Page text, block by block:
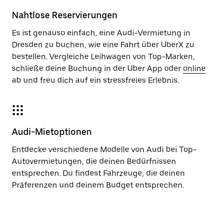
Nahtlose Reservierungen
Es ist genauso einfach, eine Audi-Vermietung in
Dresden zu buchen, wie eine Fahrt über UberX zu
bestellen. Vergleiche Leihwagen von Top-Marken,
schließe deine Buchung in der Uber App oder online
ab und freu dich auf ein stressfreies Erlebnis.
Audi-Mietoptionen
Entdecke verschiedene Modelle von Audi bei Top-
Autovermietungen, die deinen Bedürfnissen
entsprechen. Du findest Fahrzeuge, die deinen
Präferenzen und deinem Budget entsprechen.